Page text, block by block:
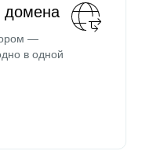
домена
—
в одной